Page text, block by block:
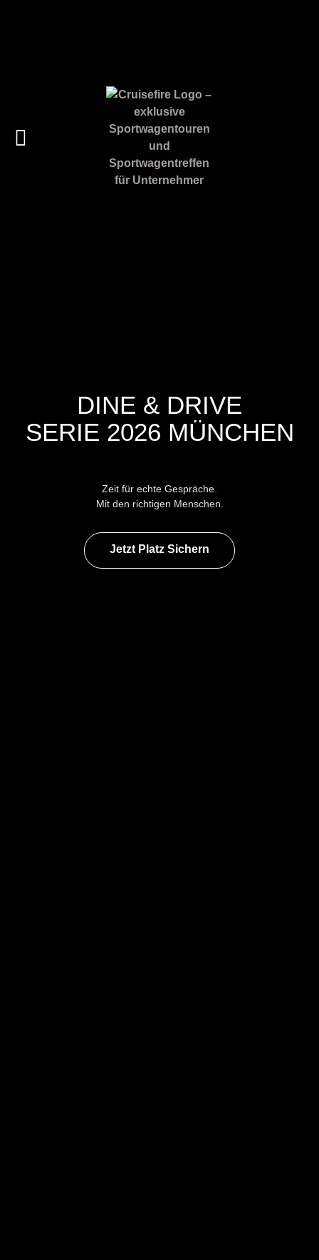
DINE & DRIVE
SERIE 2026 MÜNCHEN
Zeit für echte Gespräche.
Mit den richtigen Menschen.
Jetzt Platz Sichern